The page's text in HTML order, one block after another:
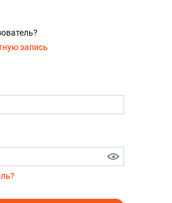
запись